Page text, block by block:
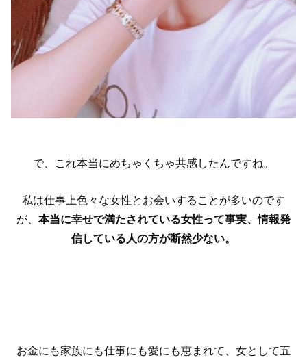
で、これ本当にめちゃくちゃ共感したんですね。
私は仕事上色々な女性とお会いすることが多いのです
が、 本当に幸せで満たされている女性って事実、情報発
信している人の方が断然少ない。
お金にも家族にも仕事にも愛にも恵まれて、女として五